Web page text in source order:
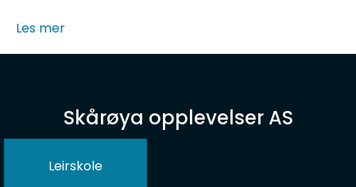
Les mer
Skårøya opplevelser AS
Leirskole